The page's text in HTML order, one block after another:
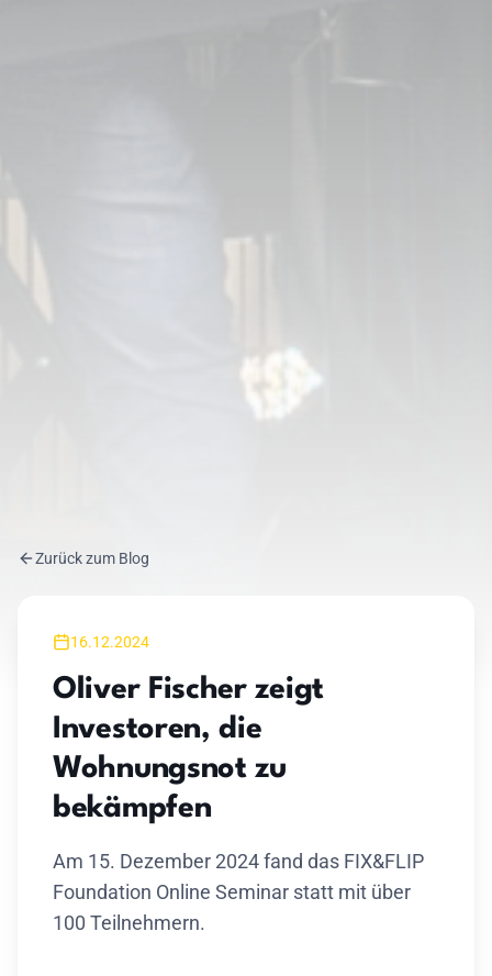
Zurück zum Blog
16.12.2024
Oliver Fischer zeigt
Investoren, die
Wohnungsnot zu
bekämpfen
Am 15. Dezember 2024 fand das FIX&FLIP
Foundation Online Seminar statt mit über
100 Teilnehmern.